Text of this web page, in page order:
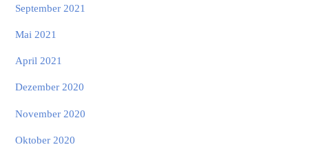
September 2021
Mai 2021
April 2021
Dezember 2020
November 2020
Oktober 2020